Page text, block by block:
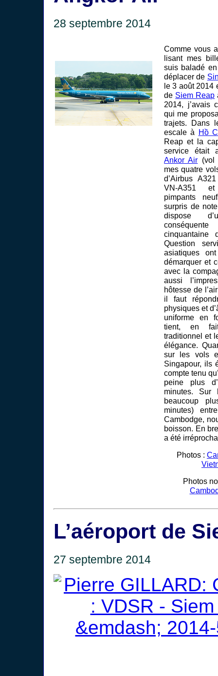
28 septembre 2014
Comme vous
lisant mes
suis baladé
déplacer de
le 3 août 2014
de Siem Reap
2014, j’avais
qui me
trajets. Dans
escale à Hồ
Reap et la
service était
Ankor Air (vol
mes quatre
d’Airbus
VN-A351
pimpants
surpris de
dispose
cinquantaine
Question
asiatiques
démarquer et
avec la
aussi
hôtesse de
il faut
physiques et
uniforme en
tient, en
traditionnel et
élégance.
sur les vols
Singapour, ils
compte tenu
peine plus
minutes. Sur
beaucoup
minutes)
Cambodge,
boisson. En
a été
Photos :
Photos
L’aéroport de
27 septembre 2014